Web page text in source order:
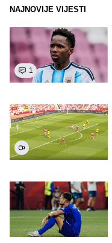
NAJNOVIJE VIJESTI
1